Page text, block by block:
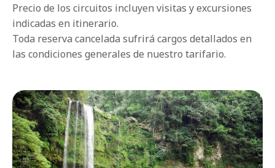
Precio de los circuitos incluyen visitas y excursiones
indicadas en itinerario.
Toda reserva cancelada sufrirá cargos detallados en
las condiciones generales de nuestro tarifario.